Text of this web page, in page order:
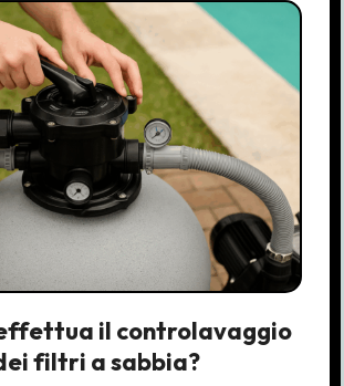
il controlavaggio
filtri a sabbia?